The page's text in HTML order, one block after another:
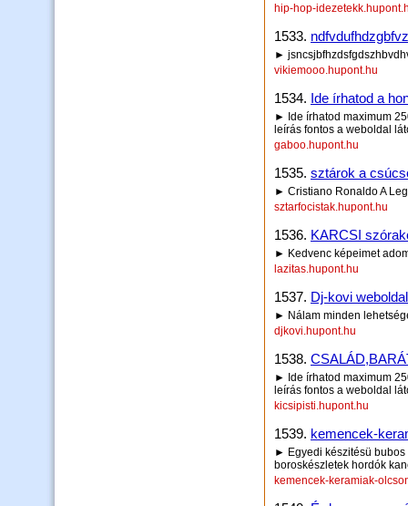
hip-hop-
1533.
►
vikiemooo.hupont.hu
1534. Ide írhatod a
► Ide írhatod maximum
leírás fontos a weboldal
gaboo.hupont.hu
1535. sztárok a
► Cristiano Ronaldo A
sztarfocistak.hupont.hu
1536. KARCSI
► Kedvenc képeimet
lazitas.hupont.hu
1537. Dj-kovi
► Nálam minden
djkovi.hupont.hu
1538.
► Ide írhatod maximum
leírás fontos a weboldal
kicsipisti.hupont.hu
1539. kemencek-
► Egyedi készitésü bubos
boroskészletek hordók
kemencek-keramiak-